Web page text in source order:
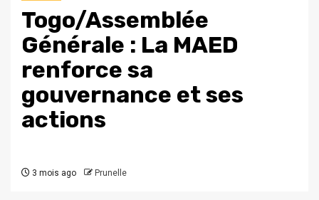
Togo/Assemblée
Générale : La MAED
renforce sa
gouvernance et ses
actions
3 mois ago Prunelle